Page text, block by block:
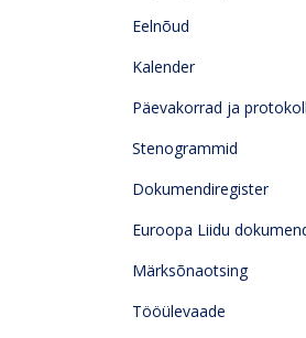
Eelnõud
Kalender
Päevakorrad ja
Stenogrammid
Dokumendiregister
Euroopa Liidu
Märksõnaotsing
Tööülevaade